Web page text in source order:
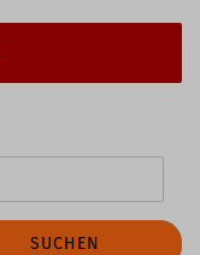
SUCHEN